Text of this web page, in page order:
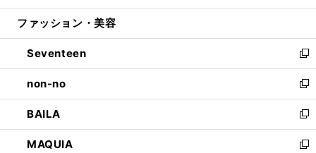
開
ウ
開
く
ン
ウ
で
開
く
ウ
ン
ド
ウ
で
開
く
ファッション・美容
Seventeen
新
し
い
ウ
ィ
ン
ド
non-no
新
し
い
ウ
ィ
BAILA
新
し
い
MAQUIA
新